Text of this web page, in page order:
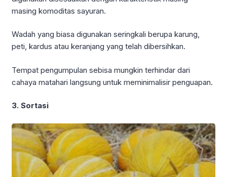
masing komoditas sayuran.
Wadah yang biasa digunakan seringkali berupa karung,
peti, kardus atau keranjang yang telah dibersihkan.
Tempat pengumpulan sebisa mungkin terhindar dari
cahaya matahari langsung untuk meminimalisir penguapan.
3. Sortasi